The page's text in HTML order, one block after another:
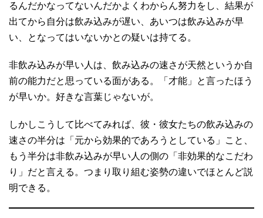
るんだかなってないんだかよくわからん努力をし、結果が
出てから自分は飲み込みが遅い、あいつは飲み込みが早
い、となってはいないかとの疑いは持てる。
非飲み込みが早い人は、飲み込みの速さが天然というか自
前の能力だと思っている面がある。「才能」と言ったほう
が早いか。好きな言葉じゃないが。
しかしこうして比べてみれば、彼・彼女たちの飲み込みの
速さの半分は「元から効果的であろうとしている」こと、
もう半分は非飲み込みが早い人の側の「非効果的なこだわ
り」だと言える。つまり取り組む姿勢の違いでほとんど説
明できる。